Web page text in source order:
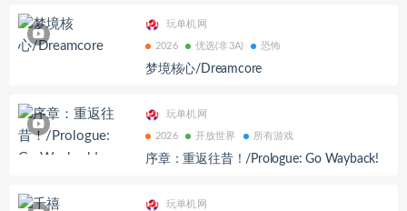
玩单机网
2026 优选(非3A) 恐怖
梦境核心/Dreamcore
玩单机网
2026 开放世界 所有游戏
序章：重返往昔！/Prologue: Go Wayback!
玩单机网